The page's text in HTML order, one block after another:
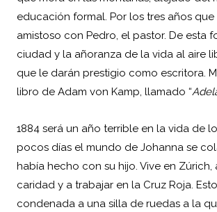
educación formal. Por los tres años
amistoso con Pedro, el pastor. De esta
ciudad y la añoranza de la vida al aire
que le darán prestigio como escritora.
libro de Adam von Kamp, llamado “
1884 será un año terrible en la vida de
pocos días el mundo de Johanna se
había hecho con su hijo. Vive en
caridad y a trabajar en la Cruz Roja.
condenada a una silla de ruedas a la